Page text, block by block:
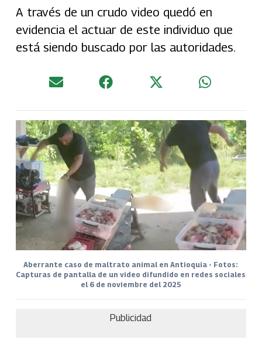
A través de un crudo video quedó en
evidencia el actuar de este individuo que
está siendo buscado por las autoridades.
Aberrante caso de maltrato animal en Antioquia - Fotos:
Capturas de pantalla de un video difundido en redes sociales
el 6 de noviembre del 2025
Publicidad